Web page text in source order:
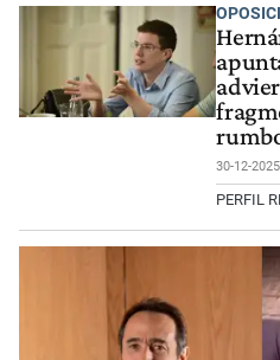
30-12-
PERFIL